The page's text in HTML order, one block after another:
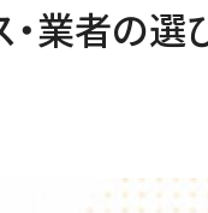
業者の選